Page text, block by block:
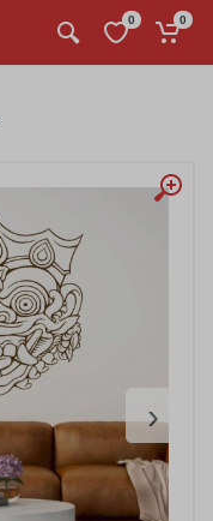
0 0
›